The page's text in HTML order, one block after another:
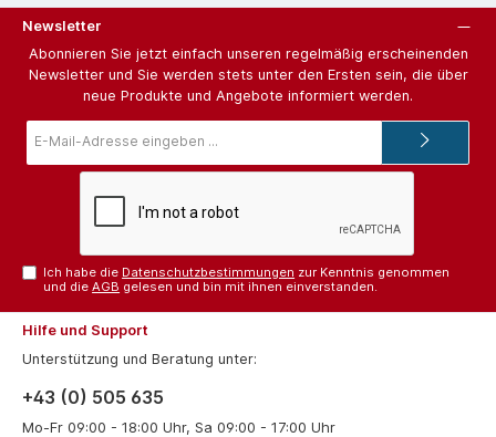
Newsletter
Abonnieren Sie jetzt einfach unseren regelmäßig erscheinenden
Newsletter und Sie werden stets unter den Ersten sein, die über
neue Produkte und Angebote informiert werden.
Mail-
Ich habe die Datenschutzbestimmungen zur Kenntnis genommen
und dieAGB gelesen und bin mit ihnen einverstanden.
Hilfe und Support
Unterstützung und Beratung unter:
+43 (0) 505 635
Mo-Fr 09:00 - 18:00 Uhr, Sa 09:00 - 17:00 Uhr